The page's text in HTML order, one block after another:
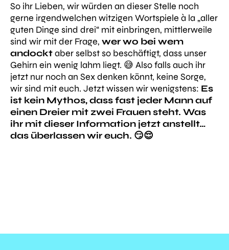
So ihr Lieben, wir würden an dieser Stelle noch
gerne irgendwelchen witzigen Wortspiele à la „aller
guten Dinge sind drei“ mit einbringen, mittlerweile
sind wir mit der Frage, wer wo bei wem
andocktaber selbst so beschäftigt, dass unser
Gehirn ein wenig lahm liegt. 😅 Also falls auch ihr
jetzt nur noch an Sex denken könnt, keine Sorge,
wir sind mit euch. Jetzt wissen wir wenigstens: Es
ist kein Mythos, dass fast jeder Mann auf
einen Dreier mit zwei Frauen steht. Was
ihr mit dieser Information jetzt anstellt…
das überlassen wir euch. 😏😌